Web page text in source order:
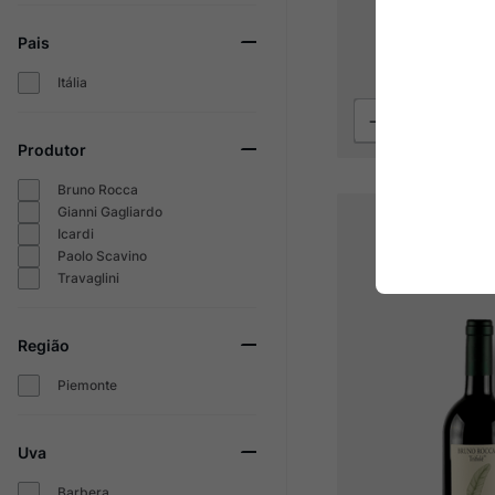
Pais
Itália
Produtor
Bruno Rocca
Gianni Gagliardo
Icardi
Paolo Scavino
Travaglini
Região
Piemonte
Uva